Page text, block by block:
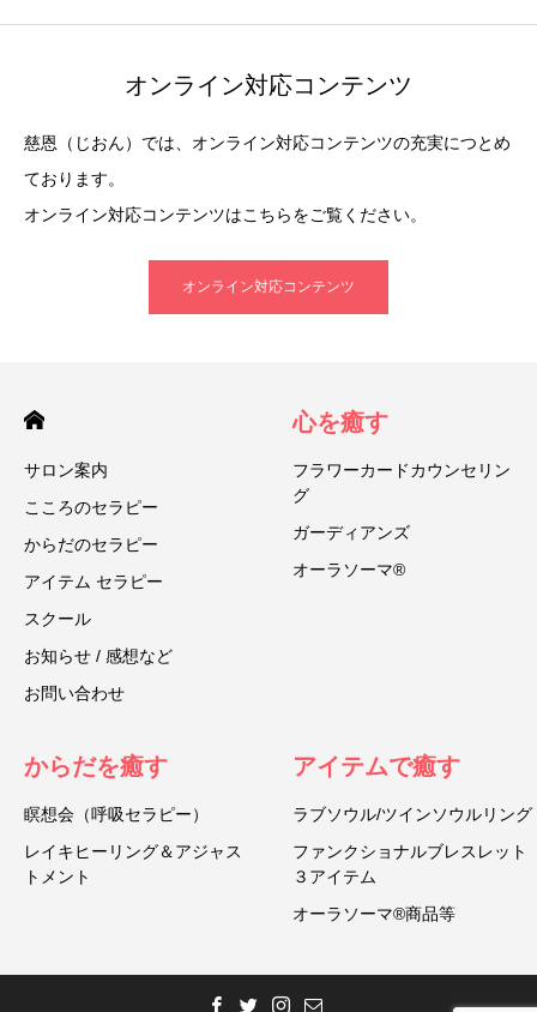
オンライン対応コンテンツ
慈恩（じおん）では、オンライン対応コンテンツの充実につとめ
ております。
オンライン対応コンテンツはこちらをご覧ください。
オンライン対応コンテンツ
サロン案内
こころのセラピー
からだのセラピー
アイテム セラピー
スクール
お知らせ / 感想など
お問い合わせ
心を癒す
フラワーカードカウンセリン
グ
ガーディアンズ
オーラソーマ®
からだを癒す
瞑想会（呼吸セラピー）
レイキヒーリング＆アジャス
トメント
アイテムで癒す
ラブソウル/ツインソウルリング
ファンクショナルブレスレット
３アイテム
オーラソーマ®商品等